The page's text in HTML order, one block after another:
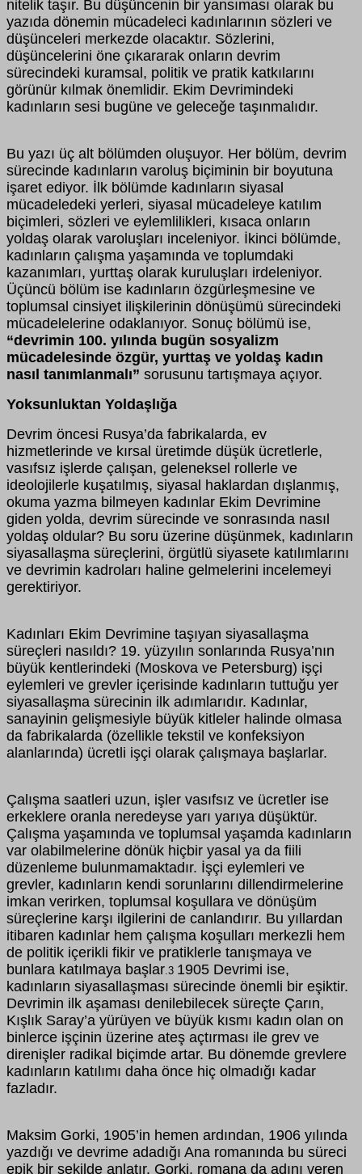
nitelik taşır. Bu düşüncenin bir yansıması olarak bu
yazıda dönemin mücadeleci kadınlarının sözleri ve
düşünceleri merkezde olacaktır. Sözlerini,
düşüncelerini öne çıkararak onların devrim
sürecindeki kuramsal, politik ve pratik katkılarını
görünür kılmak önemlidir. Ekim Devrimindeki
kadınların sesi bugüne ve geleceğe taşınmalıdır.
Bu yazı üç alt bölümden oluşuyor. Her bölüm, devrim
sürecinde kadınların varoluş biçiminin bir boyutuna
işaret ediyor. İlk bölümde kadınların siyasal
mücadeledeki yerleri, siyasal mücadeleye katılım
biçimleri, sözleri ve eylemlilikleri, kısaca onların
yoldaş olarak varoluşları inceleniyor. İkinci bölümde,
kadınların çalışma yaşamında ve toplumdaki
kazanımları, yurttaş olarak kuruluşları irdeleniyor.
Üçüncü bölüm ise kadınların özgürleşmesine ve
toplumsal cinsiyet ilişkilerinin dönüşümü sürecindeki
mücadelelerine odaklanıyor. Sonuç bölümü ise,
“devrimin 100. yılında bugün sosyalizm
mücadelesinde özgür, yurttaş ve yoldaş kadın
nasıl tanımlanmalı” sorusunu tartışmaya açıyor.
Yoksunluktan Yoldaşlığa
Devrim öncesi Rusya’da fabrikalarda, ev
hizmetlerinde ve kırsal üretimde düşük ücretlerle,
vasıfsız işlerde çalışan, geleneksel rollerle ve
ideolojilerle kuşatılmış, siyasal haklardan dışlanmış,
okuma yazma bilmeyen kadınlar Ekim Devrimine
giden yolda, devrim sürecinde ve sonrasında nasıl
yoldaş oldular? Bu soru üzerine düşünmek, kadınların
siyasallaşma süreçlerini, örgütlü siyasete katılımlarını
ve devrimin kadroları haline gelmelerini incelemeyi
gerektiriyor.
Kadınları Ekim Devrimine taşıyan siyasallaşma
süreçleri nasıldı? 19. yüzyılın sonlarında Rusya’nın
büyük kentlerindeki (Moskova ve Petersburg) işçi
eylemleri ve grevler içerisinde kadınların tuttuğu yer
siyasallaşma sürecinin ilk adımlarıdır. Kadınlar,
sanayinin gelişmesiyle büyük kitleler halinde olmasa
da fabrikalarda (özellikle tekstil ve konfeksiyon
alanlarında) ücretli işçi olarak çalışmaya başlarlar.
Çalışma saatleri uzun, işler vasıfsız ve ücretler ise
erkeklere oranla neredeyse yarı yarıya düşüktür.
Çalışma yaşamında ve toplumsal yaşamda kadınların
var olabilmelerine dönük hiçbir yasal ya da fiili
düzenleme bulunmamaktadır. İşçi eylemleri ve
grevler, kadınların kendi sorunlarını dillendirmelerine
imkan verirken, toplumsal koşullara ve dönüşüm
süreçlerine karşı ilgilerini de canlandırır. Bu yıllardan
itibaren kadınlar hem çalışma koşulları merkezli hem
de politik içerikli fikir ve pratiklerle tanışmaya ve
bunlara katılmaya başlar.3 1905 Devrimi ise,
kadınların siyasallaşması sürecinde önemli bir eşiktir.
Devrimin ilk aşaması denilebilecek süreçte Çarın,
Kışlık Saray’a yürüyen ve büyük kısmı kadın olan on
binlerce işçinin üzerine ateş açtırması ile grev ve
direnişler radikal biçimde artar. Bu dönemde grevlere
kadınların katılımı daha önce hiç olmadığı kadar
fazladır.
Maksim Gorki, 1905’in hemen ardından, 1906 yılında
yazdığı ve devrime adadığı Ana romanında bu süreci
epik bir şekilde anlatır. Gorki, romana da adını veren